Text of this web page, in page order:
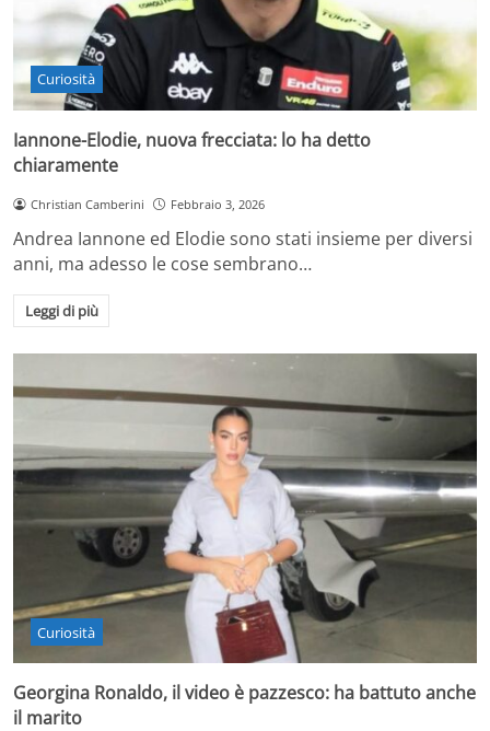
Curiosità
Iannone-Elodie, nuova frecciata: lo ha detto
chiaramente
Christian Camberini Febbraio 3, 2026
Andrea Iannone ed Elodie sono stati insieme per diversi
anni, ma adesso le cose sembrano…
Leggi di più
Curiosità
Georgina Ronaldo, il video è pazzesco: ha battuto anche
il marito